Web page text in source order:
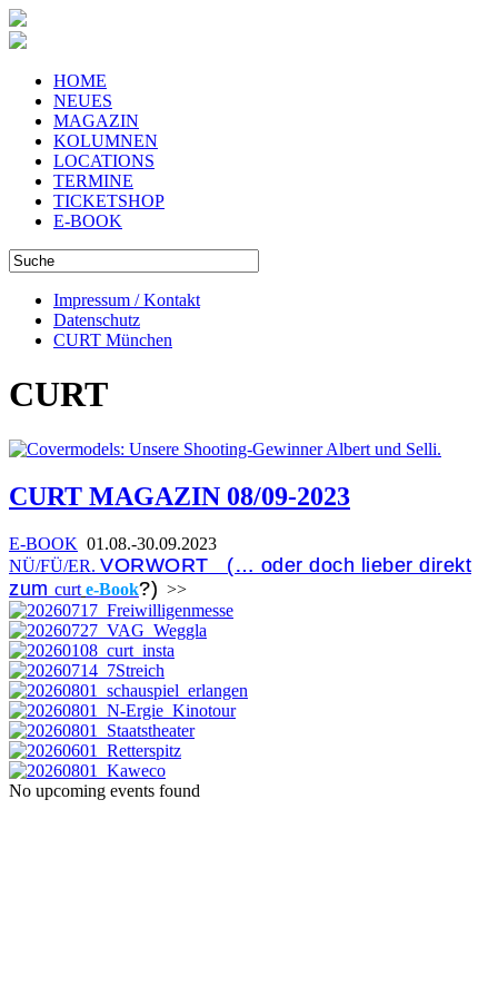
HOME
NEUES
MAGAZIN
KOLUMNEN
LOCATIONS
TERMINE
TICKETSHOP
E-BOOK
Impressum / Kontakt
Datenschutz
CURT München
CURT
CURT MAGAZIN 08/09-2023
E-BOOK 01.08.-30.09.2023
NÜ/FÜ/ER. VORWORT (… oder doch lieber direkt
zum curt e-Book?) >>
No upcoming events found